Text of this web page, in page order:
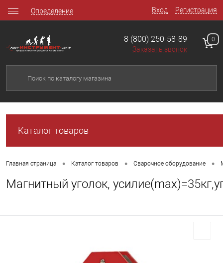
Вход Регистрация
Определение
8 (800) 250-58-89
Заказать звонок
0
Каталог товаров
Главная страница • Каталог товаров • Сварочное оборудование •
Магнитный уголок,